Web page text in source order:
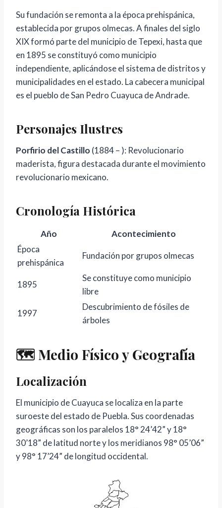
Su fundación se remonta a la época prehispánica,
establecida por grupos olmecas. A finales del siglo
XIX formó parte del municipio de Tepexi, hasta que
en 1895 se constituyó como municipio
independiente, aplicándose el sistema de distritos y
municipalidades en el estado. La cabecera municipal
es el pueblo de San Pedro Cuayuca de Andrade.
Personajes Ilustres
Porfirio del Castillo (1884 – ): Revolucionario
maderista, figura destacada durante el movimiento
revolucionario mexicano.
Cronología Histórica
Año
Acontecimiento
Época
prehispánica
Fundación por grupos olmecas
1895
Se constituye como municipio
libre
1997
Descubrimiento de fósiles de
árboles
🗺️ Medio Físico y Geografía
Localización
El municipio de Cuayuca se localiza en la parte
suroeste del estado de Puebla. Sus coordenadas
geográficas son los paralelos 18° 24’42” y 18°
30’18” de latitud norte y los meridianos 98° 05’06”
y 98° 17’24” de longitud occidental.